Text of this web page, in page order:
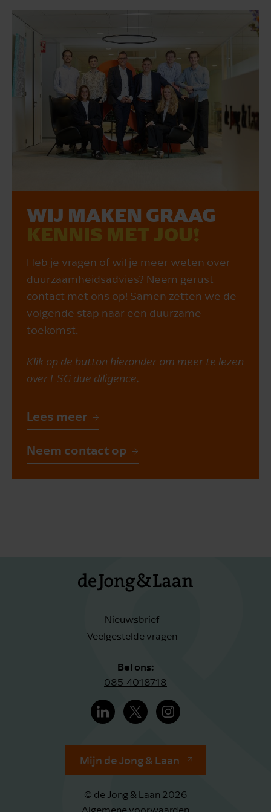
WIJ MAKEN GRAAG
KENNIS MET JOU!
Heb je vragen of wil je meer weten over
duurzaamheidsadvies? Neem gerust
contact met ons op! Samen zetten we de
volgende stap naar een duurzame
toekomst.
Klik op de button hieronder om meer te lezen
over ESG due diligence.
Lees meer
Neem contact op
Nieuwsbrief
Veelgestelde vragen
Bel ons:
085-4018718
Mijn de Jong & Laan
© de Jong & Laan 2026